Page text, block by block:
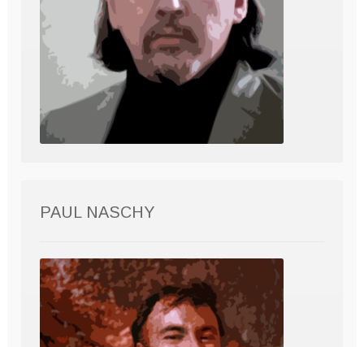
PAUL NASCHY